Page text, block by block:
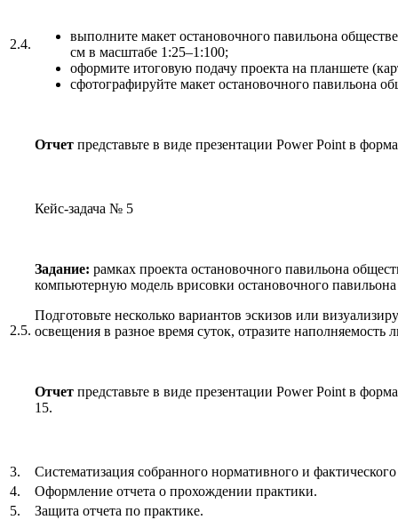
2.4.
выполните макет остановочного павильона
см в масштабе 1:25–1:100;
оформите итоговую подачу проекта на планшете
сфотографируйте макет остановочного павильона
Отчет представьте в виде презентации Power Point в
2.5.
Кейс-задача № 5
Задание: рамках проекта остановочного павильона
компьютерную модель врисовки остановочного
Подготовьте несколько вариантов эскизов или
освещения в разное время суток, отразите наполняемость
Отчет представьте в виде презентации Power Point в
15.
3.
Систематизация собранного нормативного и
4.
Оформление отчета о прохождении практики.
5.
Защита отчета по практике.